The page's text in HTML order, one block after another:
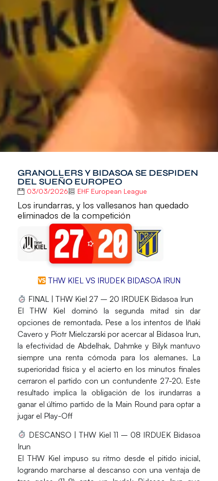
GRANOLLERS Y BIDASOA SE DESPIDEN
DEL SUEÑO EUROPEO
03/03/2026 EHF European League
Los irundarras, y los vallesanos han quedado
eliminados de la competición
THW KIEL VS IRUDEK BIDASOA IRUN
FINAL | THW Kiel 27 – 20 IRDUEK Bidasoa Irun
ElTHW Kiel dominó la segunda mitad sin dar
opciones de remontada. Pese a los intentos de Iñaki
Cavero y Piotr Mielczarski por acercar al Bidasoa Irun,
la efectividad de Abdelhak, Dahmke y Bilyk mantuvo
siempre una renta cómoda para los alemanes. La
superioridad física y el acierto en los minutos finales
cerraron el partido con un contundente 27-20. Este
resultado implica la obligación de los irundarras a
ganar el último partido de la Main Round para optar a
jugar el Play-Off
DESCANSO | THW Kiel 11 – 08 IRDUEK Bidasoa
Irun
El THW Kiel impuso su ritmo desde el pitido inicial,
logrando marcharse al descanso con una ventaja de